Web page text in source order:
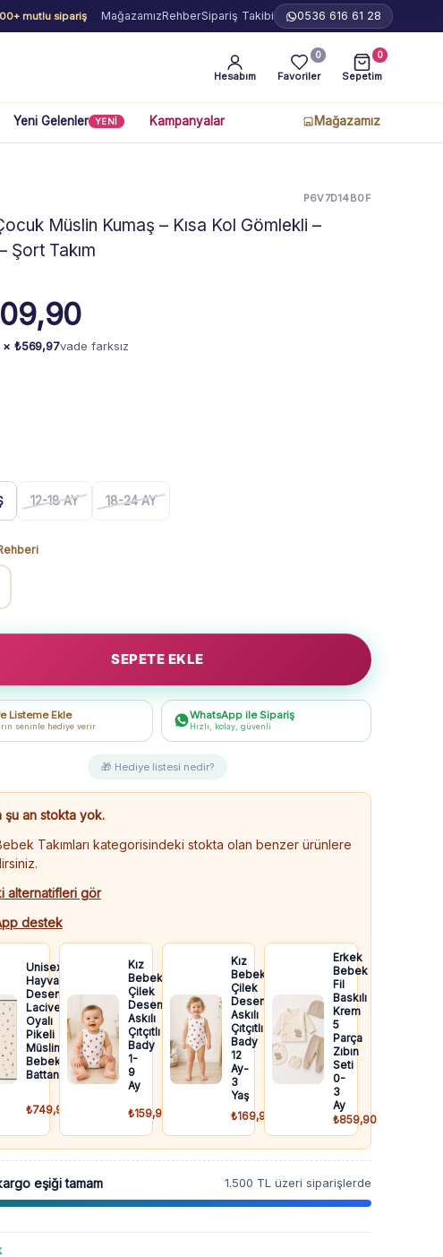
mutlu sipariş MağazamızRehberSipariş Takibi 0536 616 61 28
Hesabım Favoriler
0
Sepetim
0
Yeni Gelenler YENİ Kampanyalar Mağazamız
P6V7D14B0F
Müslin Kumaş – Kısa Kol Gömlekli –
Şort Takım
× ₺569,97vade farksız
12-18 AY 18-24 AY
SEPETE EKLE
Listeme Ekle
seninle hediye verir
WhatsApp ile Sipariş
Hızlı, kolay, güvenli
🎁 Hediye listesi nedir?
şu an stokta yok.
Takımları kategorisindeki stokta olan benzer ürünlere
alternatifleri gör
destek
Unisex
Hayvan
Desenli
Lacivert
Oyalı
Pikeli
Müslin
Bebek
Battaniyesi
₺749,90
Kız
Bebek
Çilek
Desenli
Askılı
Çıtçıtlı
Bady
1-
9
Ay
₺159,90
Kız
Bebek
Çilek
Desenli
Askılı
Çıtçıtlı
Bady
12
Ay-
3
Yaş
₺169,90
Erkek
Bebek
Fil
Baskılı
Krem
5
Parça
Zıbın
Seti
0-
3
Ay
₺859,90
eşiği tamam 1.500 TL üzeri siparişlerde